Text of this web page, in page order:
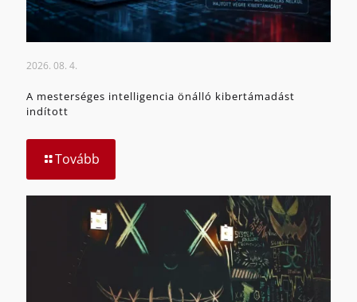
2026. 08. 4.
A mesterséges intelligencia önálló kibertámadást
indított
Tovább